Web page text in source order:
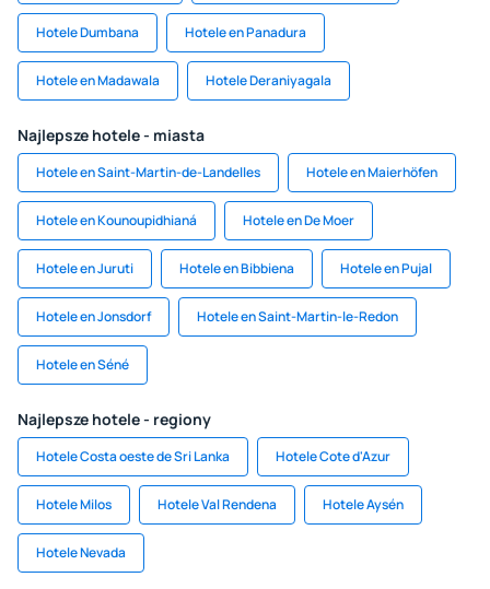
Hotele Dumbana Hotele en Panadura
Hotele en Madawala Hotele Deraniyagala
Najlepsze hotele - miasta
Hotele en Saint-Martin-de-Landelles Hotele en Maierhöfen
Hotele en Kounoupidhianá Hotele en De Moer
Hotele en Juruti Hotele en Bibbiena Hotele en Pujal
Hotele en Jonsdorf Hotele en Saint-Martin-le-Redon
Hotele en Séné
Najlepsze hotele - regiony
Hotele Costa oeste de Sri Lanka Hotele Cote d'Azur
Hotele Milos Hotele Val Rendena Hotele Aysén
Hotele Nevada